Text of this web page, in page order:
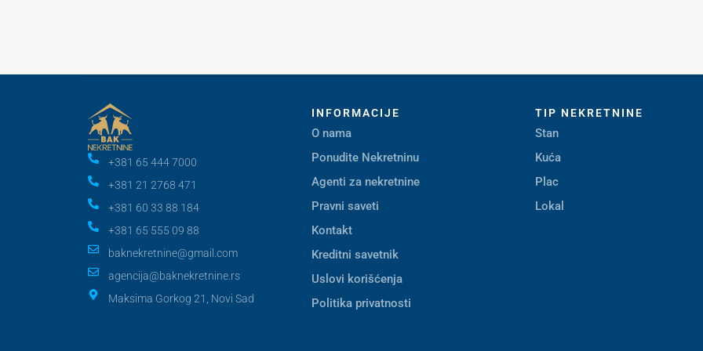
+381 65 444 7000
+381 21 2768 471
+381 60 33 88 184
+381 65 555 09 88
baknekretnine@gmail.com
agencija@baknekretnine.rs
Maksima Gorkog 21, Novi Sad
INFORMACIJE
O nama
Ponudite Nekretninu
Agenti za nekretnine
Pravni saveti
Kontakt
Kreditni savetnik
Uslovi korišćenja
Politika privatnosti
TIP NEKRETNINE
Stan
Kuća
Plac
Lokal